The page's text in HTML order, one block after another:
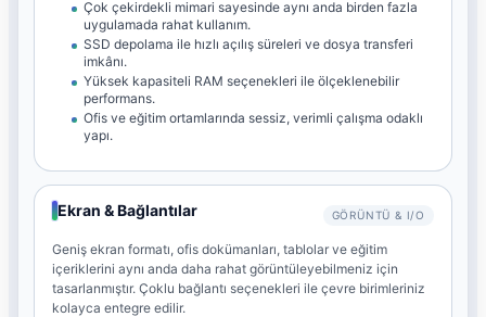
Çok çekirdekli mimari sayesinde aynı anda birden fazla
uygulamada rahat kullanım.
SSD depolama ile hızlı açılış süreleri ve dosya transferi
imkânı.
Yüksek kapasiteli RAM seçenekleri ile ölçeklenebilir
performans.
Ofis ve eğitim ortamlarında sessiz, verimli çalışma odaklı
yapı.
Ekran & Bağlantılar GÖRÜNTÜ & I/O
Geniş ekran formatı, ofis dokümanları, tablolar ve eğitim
içeriklerini aynı anda daha rahat görüntüleyebilmeniz için
tasarlanmıştır. Çoklu bağlantı seçenekleri ile çevre birimleriniz
kolayca entegre edilir.